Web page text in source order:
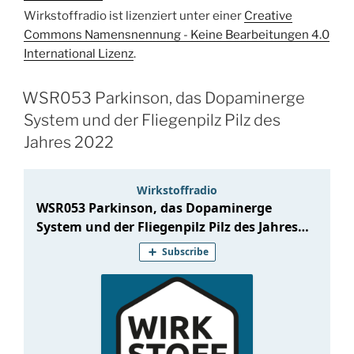
Dr.
Daniel
Roderer“
Wirkstoffradio ist lizenziert unter einer Creative
Commons Namensnennung - Keine Bearbeitungen 4.0
International Lizenz.
WSR053 Parkinson, das Dopaminerge
System und der Fliegenpilz Pilz des
Jahres 2022